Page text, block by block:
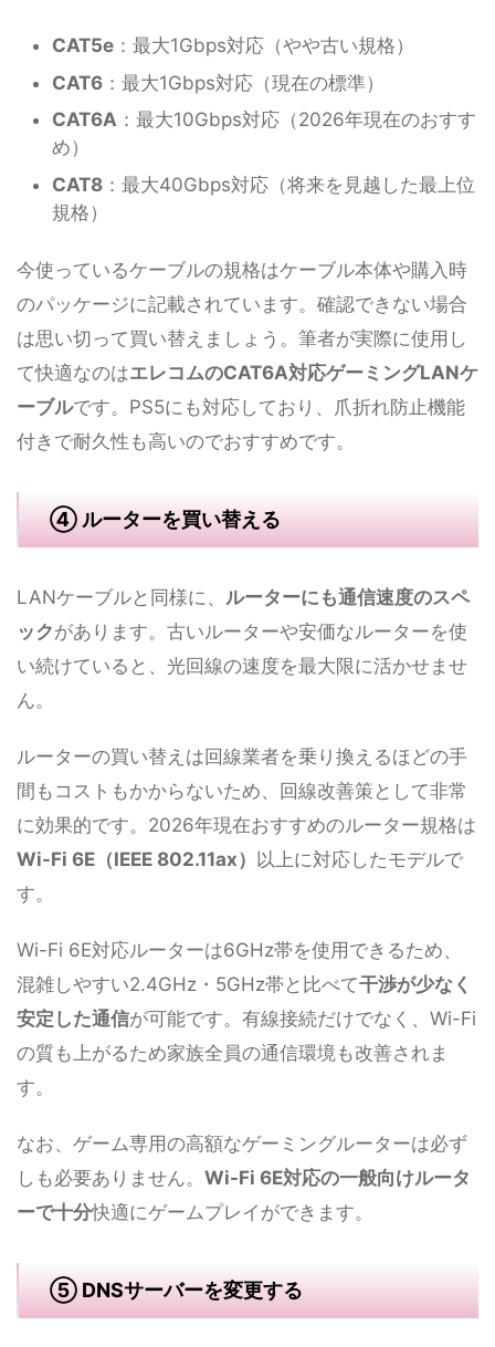
CAT5e ：最大1Gbps対応（やや古い規格）
CAT6 ：最大1Gbps対応（現在の標準）
CAT6A ：最大10Gbps対応（2026年現在のおすす
め）
CAT8 ：最大40Gbps対応（将来を見越した最上位
規格）
今使っているケーブルの規格はケーブル本体や購入時
のパッケージに記載されています。確認できない場合
は思い切って買い替えましょう。筆者が実際に使用し
て快適なのはエレコムのCAT6A対応ゲーミングLANケ
ーブルです。PS5にも対応しており、爪折れ防止機能
付きで耐久性も高いのでおすすめです。
④ ルーターを買い替える
LANケーブルと同様に、 ルーターにも通信速度のスペ
ックがあります。古いルーターや安価なルーターを使
い続けていると、光回線の速度を最大限に活かせませ
ん。
ルーターの買い替えは回線業者を乗り換えるほどの手
間もコストもかからないため、回線改善策として非常
に効果的です。2026年現在おすすめのルーター規格は
Wi-Fi 6E（IEEE 802.11ax）
以上に対応したモデルで
す。
Wi-Fi 6E対応ルーターは6GHz帯を使用できるため、
混雑しやすい2.4GHz・5GHz帯と比べて干渉が少なく
安定した通信が可能です。有線接続だけでなく、Wi-Fi
の質も上がるため家族全員の通信環境も改善されま
す。
なお、ゲーム専用の高額なゲーミングルーターは必ず
しも必要ありません。 Wi-Fi 6E対応の一般向けルータ
ーで十分快適にゲームプレイができます。
⑤ DNSサーバーを変更する